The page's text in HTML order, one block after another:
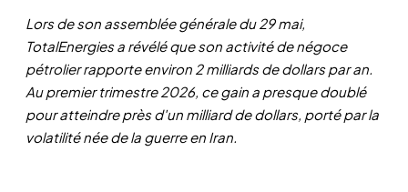
Lors de son assemblée générale du 29 mai,
TotalEnergies a révélé que son activité de négoce
pétrolier rapporte environ 2 milliards de dollars par an.
Au premier trimestre 2026, ce gain a presque doublé
pour atteindre près d'un milliard de dollars, porté par la
volatilité née de la guerre en Iran.